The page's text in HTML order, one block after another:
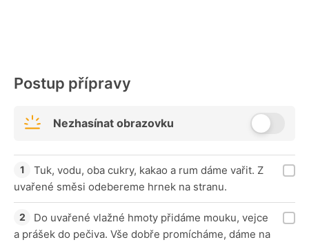
Postup přípravy
Nezhasínat obrazovku
Tuk, vodu, oba cukry, kakao a rum dáme vařit. Z
uvařené směsi odebereme hrnek na stranu.
Do uvařené vlažné hmoty přidáme mouku, vejce
a prášek do pečiva. Vše dobře promícháme, dáme na